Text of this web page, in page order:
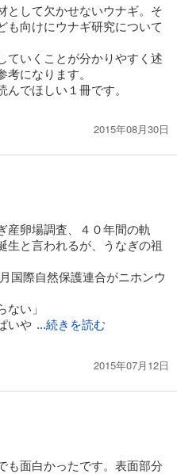
として欠かせないウナギ。そ
も向けにウナギ研究について
ていくことが分かりやすく述
になります。
でほしい１冊です。
2015年08月30日
産卵場調査、４０年間の軌
生と言われるが、うなぎの祖
国際自然保護連合がニホンウ
い」
いや ...続きを読む
2015年07月12日
も面白かったです。表面部分